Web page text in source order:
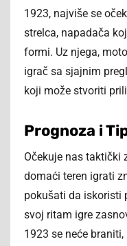
1923, najviše se
strelca, napadača
formi. Uz njega,
igrač sa sjajnim
koji može stvoriti
Prognoza i
Očekuje nas taktički
domaći teren igrati
pokušati da iskoristi
svoj ritam igre
1923 se neće